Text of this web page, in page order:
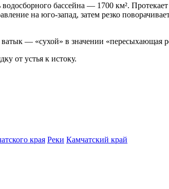
бассейна — 1700 км².
на юго-запад, затем резко
— «сухой» в значении «пересыхающая
от устья к истоку.
края Реки Камчатский край